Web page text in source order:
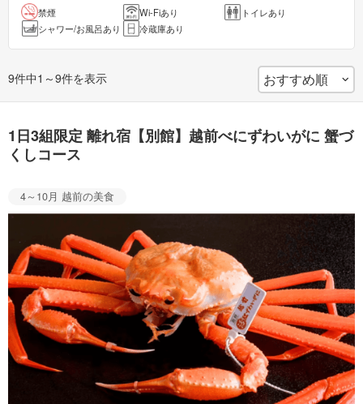
禁煙 Wi-Fiあり
トイレあり
シャワー/お風呂あり
冷蔵庫あり
9件中1～9件を表示
1日3組限定 離れ宿【別館】越前べにずわいがに 蟹づ
くしコース
4～10月 越前の美食